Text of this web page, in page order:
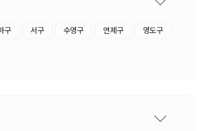
구 서구 수영구 연제구 영도구